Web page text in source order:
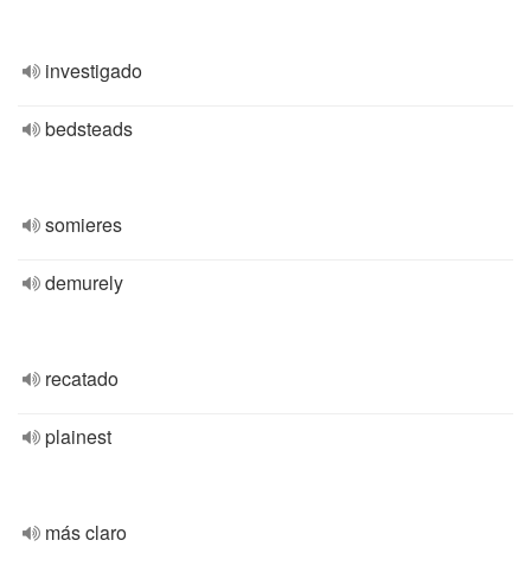
investigado
bedsteads
somieres
demurely
recatado
plainest
más claro